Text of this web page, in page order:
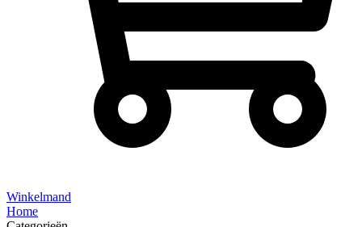
Winkelmand
Home